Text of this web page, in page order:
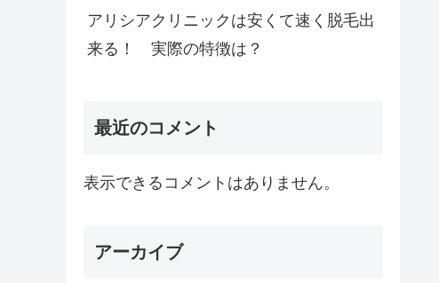
アリシアクリニックは安くて速く脱毛出
来る！ 実際の特徴は？
最近のコメント
表示できるコメントはありません。
アーカイブ